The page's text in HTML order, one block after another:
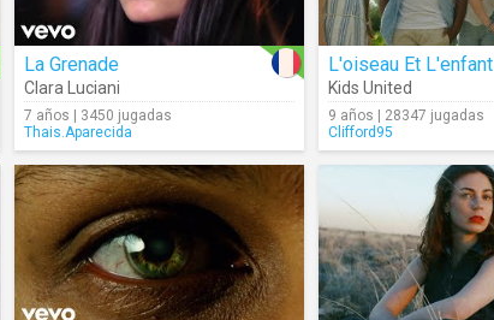
La Grenade
Clara Luciani
7 años | 3450 jugadas
Thais.Aparecida
L'oiseau Et L'enfant
Kids United
9 años | 28347 jugadas
Clifford95